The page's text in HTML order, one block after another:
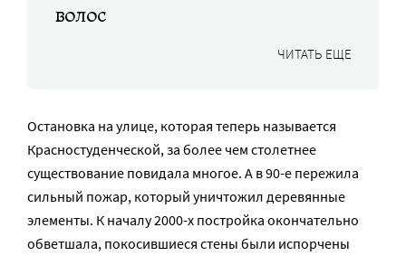
волос
ЧИТАТЬ ЕЩЕ
Остановка на улице, которая теперь называется
Красностуденческой, за более чем столетнее
существование повидала многое. А в 90-е пережила
сильный пожар, который уничтожил деревянные
элементы. К началу 2000-х постройка окончательно
обветшала, покосившиеся стены были испорчены